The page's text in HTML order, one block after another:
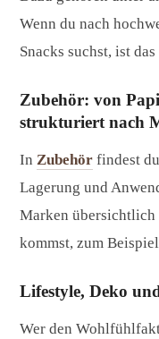
Wenn du nach
Snacks suchst, ist
Zubehör: von
strukturiert nach
In Zubehör findest
Lagerung und
Marken übersichtlich
kommst, zum
Lifestyle, Deko
Wer den